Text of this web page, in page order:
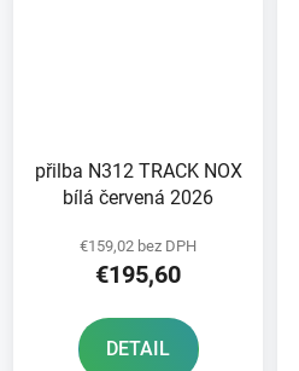
přilba N312 TRACK NOX
bílá červená 2026
€159,02 bez DPH
€195,60
DETAIL